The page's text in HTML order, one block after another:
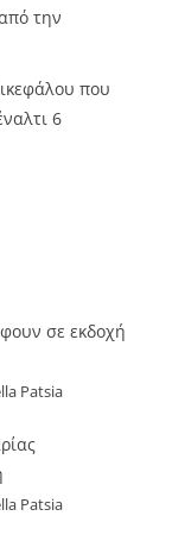
την
που
6
σε εκδοχή
Patsia
Patsia